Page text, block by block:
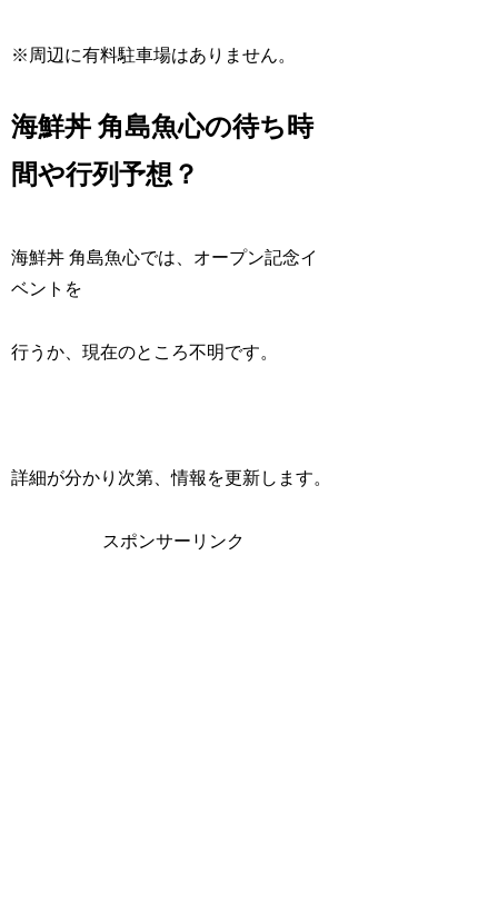
※周辺に有料駐車場はありません。
海鮮丼 角島魚心の待ち時
間や行列予想？
海鮮丼 角島魚心では、オープン記念イ
ベントを
行うか、現在のところ不明です。
詳細が分かり次第、情報を更新します。
スポンサーリンク